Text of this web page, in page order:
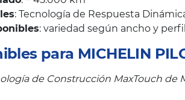
: Tecnología de Respuesta
: variedad según ancho y
para MICHELIN
de Construcción MaxTouch